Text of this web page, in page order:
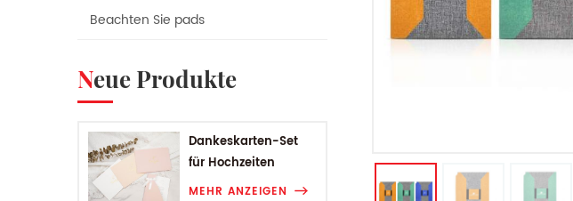
Beachten Sie pads
Neue Produkte
Dankeskarten-Set
für Hochzeiten
MEHR ANZEIGEN